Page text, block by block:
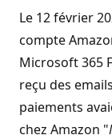
Le 12 février
compte
Microsoft 365
reçu des
paiements
chez Amazon "